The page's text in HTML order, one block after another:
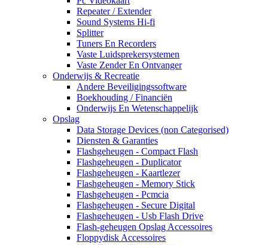
Repeater / Extender
Sound Systems Hi-fi
Splitter
Tuners En Recorders
Vaste Luidsprekersystemen
Vaste Zender En Ontvanger
Onderwijs & Recreatie
Andere Beveiligingssoftware
Boekhouding / Financiën
Onderwijs En Wetenschappelijk
Opslag
Data Storage Devices (non Categorised)
Diensten & Garanties
Flashgeheugen - Compact Flash
Flashgeheugen - Duplicator
Flashgeheugen - Kaartlezer
Flashgeheugen - Memory Stick
Flashgeheugen - Pcmcia
Flashgeheugen - Secure Digital
Flashgeheugen - Usb Flash Drive
Flash-geheugen Opslag Accessoires
Floppydisk Accessoires